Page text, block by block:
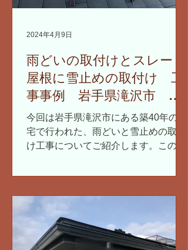
雨どいの取付けとスレート
屋根に雪止めの取付け 工
事事例 岩手県滝沢市 急
勾配屋根
今回は岩手県滝沢市にある築40年の住
宅で行われた、雨どいと雪止めの取付
け工事についてご紹介します。この家
そこに新しい雨どいと雪止めを設置す
2024年4月9日